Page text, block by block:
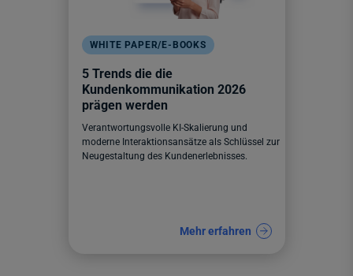
WHITE PAPER/E-BOOKS
5 Trends die die
Kundenkommunikation 2026
prägen werden
Verantwortungsvolle KI-Skalierung und
moderne Interaktionsansätze als Schlüssel zur
Neugestaltung des Kundenerlebnisses.
Mehr erfahren